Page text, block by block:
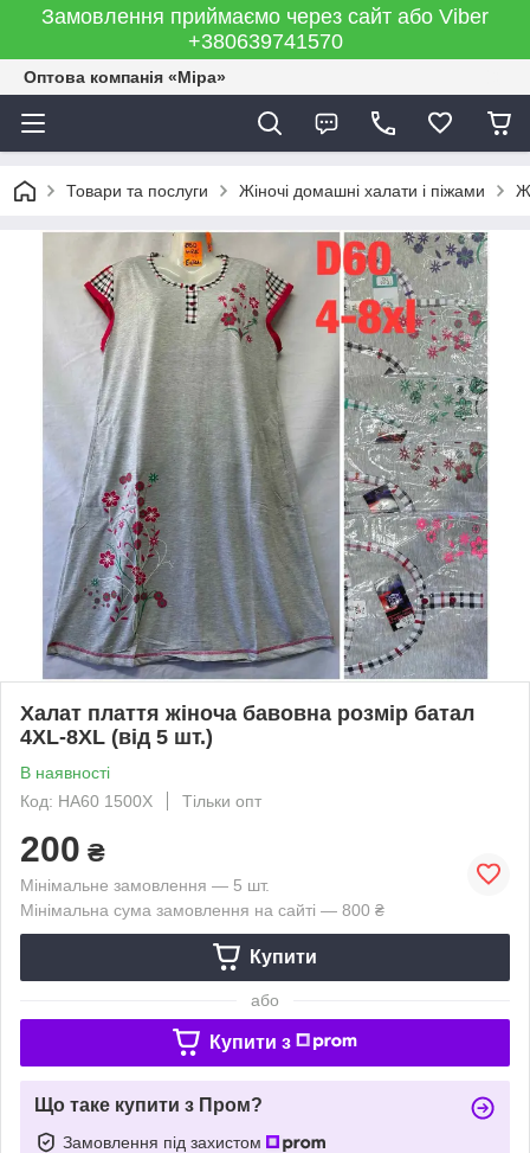
Замовлення приймаємо через сайт або Viber
+380639741570
Оптова компанія «Міра»
Товари та послуги Жіночі домашні халати і піжами
Халат плаття жіноча бавовна розмір батал
4XL-8XL (від 5 шт.)
В наявності
Код: HA60 1500X
Тільки опт
200 ₴
Мінімальне замовлення — 5 шт.
Мінімальна сума замовлення на сайті — 800 ₴
Купити
або
Купити з
Що таке купити з Пром?
Замовлення під захистом